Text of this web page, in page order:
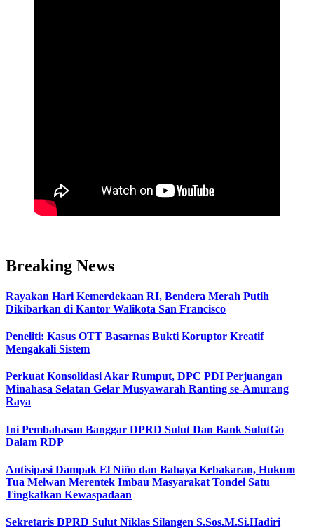
Breaking News
Rayakan Hari Kemerdekaan RI, Bendera Merah Putih
Dikibarkan di Kantor Walikota San Francisco
Peneliti: Kasus OTT Basarnas Bukti Koruptor Kreatif
Mengakali Sistem
Perkuat Konsolidasi Akar Rumput, DPC PDI Perjuangan
Minahasa Selatan Gelar Musyawarah Ranting se-Amurang
Raya
Ini Pembahasan Banggar DPRD Sulut Dan Bank SulutGo
Dalam RDP
Antisipasi Dampak El Niño dan Bahaya Kebakaran, Hukum
Tua Meiwan Merentek Imbau Masyarakat Tondei Satu
Tingkatkan Kewaspadaan
Sekretaris DPRD Sulut Niklas Silangen S.Sos.M.Si.Hadiri